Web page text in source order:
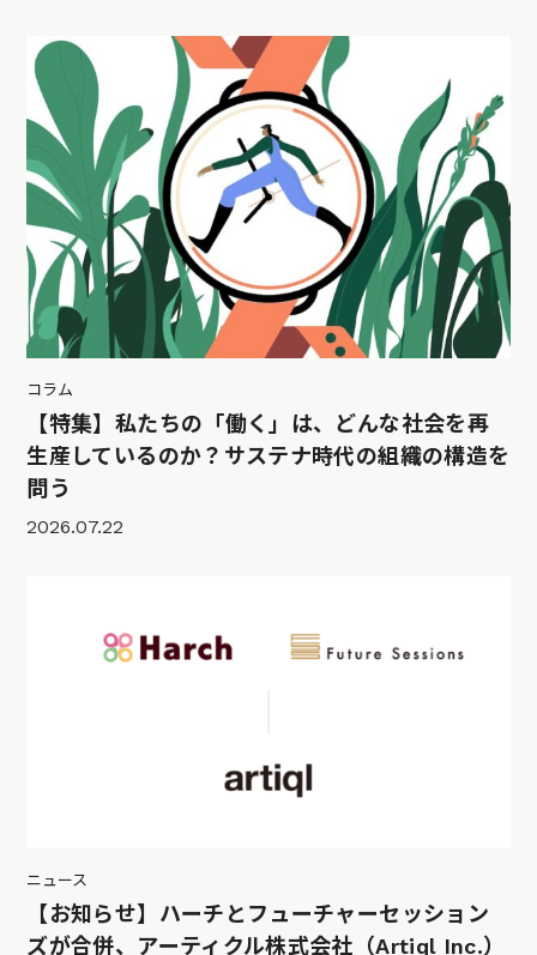
コラム
【特集】私たちの「働く」は、どんな社会を再
生産しているのか？サステナ時代の組織の構造を
問う
2026.07.22
ニュース
【お知らせ】ハーチとフューチャーセッション
ズが合併、アーティクル株式会社（Artiql Inc.）